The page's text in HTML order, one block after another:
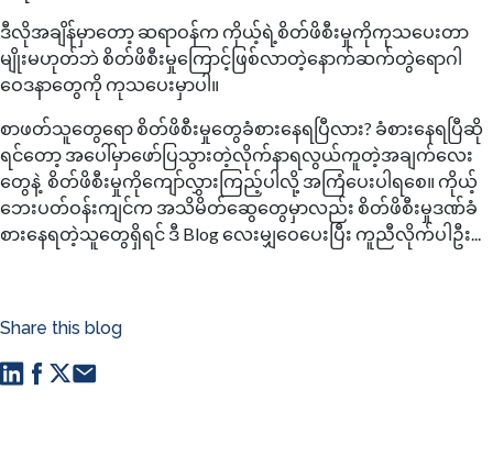
ဒီလိုအချိန်မှာတော့ ဆရာဝန်က ကိုယ့်ရဲ့စိတ်ဖိစီးမှုကိုကုသပေးတာ
မျိုးမဟုတ်ဘဲ စိတ်ဖိစီးမှုကြောင့်ဖြစ်လာတဲ့နောက်ဆက်တွဲရောဂါ
ဝေဒနာတွေကို ကုသပေးမှာပါ။
စာဖတ်သူတွေရော စိတ်ဖိစီးမှုတွေခံစားနေရပြီလား? ခံစားနေရပြီဆို
ရင်တော့ အပေါ်မှာဖော်ပြသွားတဲ့လိုက်နာရလွယ်ကူတဲ့အချက်လေး
တွေနဲ့ စိတ်ဖိစီးမှုကိုကျော်လွှားကြည့်ပါလို့ အကြံပေးပါရစေ။ ကိုယ့်
ဘေးပတ်ဝန်းကျင်က အသိမိတ်ဆွေတွေမှာလည်း စိတ်ဖိစီးမှုဒဏ်ခံ
စားနေရတဲ့သူတွေရှိရင် ဒီ Blog လေးမျှဝေပေးပြီး ကူညီလိုက်ပါဦး...
Share this blog